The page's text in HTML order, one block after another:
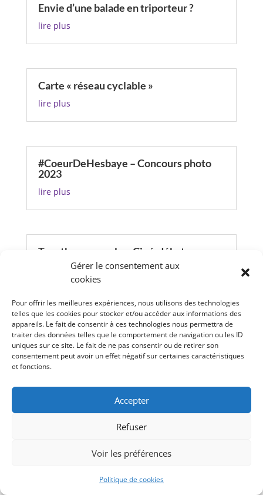
Gérer le consentement aux
cookies
Pour offrir les meilleures expériences, nous utilisons des technologies
telles que les cookies pour stocker et/ou accéder aux informations des
appareils. Le fait de consentir à ces technologies nous permettra de
traiter des données telles que le comportement de navigation ou les ID
uniques sur ce site. Le fait de ne pas consentir ou de retirer son
consentement peut avoir un effet négatif sur certaines caractéristiques
et fonctions.
Accepter
Refuser
Voir les préférences
Politique de cookies
Envie d’une balade en triporteur ?
lire plus
Carte « réseau cyclable »
lire plus
#CoeurDeHesbaye – Concours photo
2023
lire plus
Together we cycle – Ciné-débat
News mobilité de rentrée
lire plus
Devenez Coach(e)s « Je pédale pour ma
forme » !